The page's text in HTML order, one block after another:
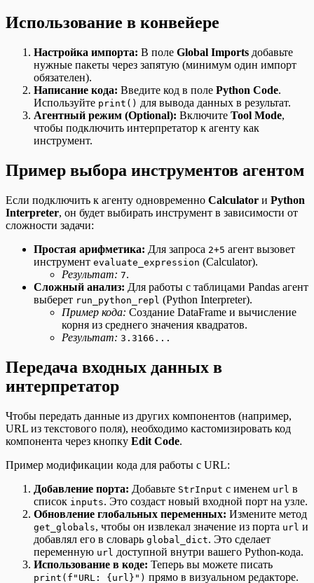
Использование в конвейере
Настройка импорта: В поле Global Imports добавьте
нужные пакеты через запятую (минимум один импорт
обязателен).
Написание кода: Введите код в поле Python Code.
Используйте print() для вывода данных в результат.
Агентный режим (Optional): Включите Tool Mode,
чтобы подключить интерпретатор к агенту как
инструмент.
Пример выбора инструментов агентом
Если подключить к агенту одновременно Calculator и Python
Interpreter, он будет выбирать инструмент в зависимости от
сложности задачи:
Простая арифметика: Для запроса 2+5 агент вызовет
инструмент evaluate_expression (Calculator).
Результат: 7.
Сложный анализ: Для работы с таблицами Pandas агент
выберет run_python_repl (Python Interpreter).
Пример кода: Создание DataFrame и вычисление
корня из среднего значения квадратов.
Результат: 3.3166...
Передача входных данных в
интерпретатор
Чтобы передать данные из других компонентов (например,
URL из текстового поля), необходимо кастомизировать код
компонента через кнопку Edit Code.
Пример модификации кода для работы с URL:
Добавление порта: Добавьте StrInput с именем url в
список inputs. Это создаст новый входной порт на узле.
Обновление глобальных переменных: Измените метод
get_globals, чтобы он извлекал значение из порта url и
добавлял его в словарь global_dict. Это сделает
переменную url доступной внутри вашего Python-кода.
Использование в коде: Теперь вы можете писать
print(f"URL: {url}") прямо в визуальном редакторе.